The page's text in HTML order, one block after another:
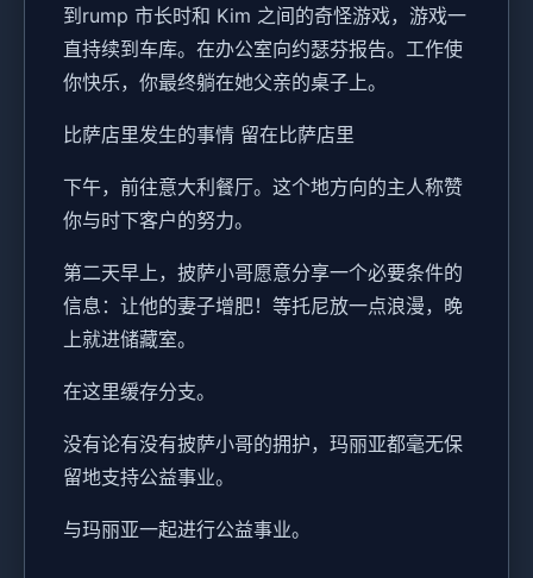
到rump 市长时和 Kim 之间的奇怪游戏，游戏一
直持续到车库。在办公室向约瑟芬报告。工作使
你快乐，你最终躺在她父亲的桌子上。
比萨店里发生的事情 留在比萨店里
下午，前往意大利餐厅。这个地方向的主人称赞
你与时下客户的努力。
第二天早上，披萨小哥愿意分享一个必要条件的
信息：让他的妻子增肥！等托尼放一点浪漫，晚
上就进储藏室。
在这里缓存分支。
没有论有没有披萨小哥的拥护，玛丽亚都毫无保
留地支持公益事业。
与玛丽亚一起进行公益事业。